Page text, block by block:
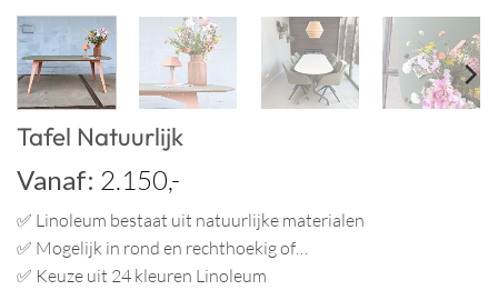
Tafel Natuurlijk
Vanaf: 2.150,-
✅ Linoleum bestaat uit natuurlijke materialen
✅ Mogelijk in rond en rechthoekig of…
✅ Keuze uit 24 kleuren Linoleum